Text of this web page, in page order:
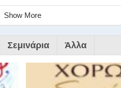
Show More
Σεμινάρια Άλλα